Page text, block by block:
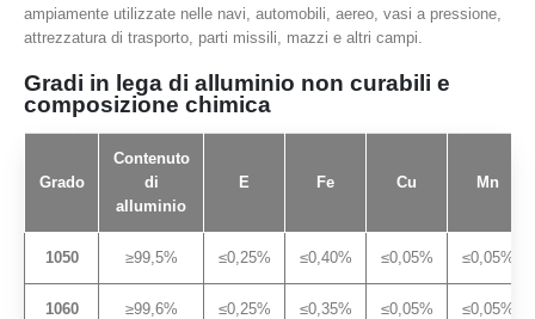
ampiamente utilizzate nelle navi, automobili, aereo, vasi a pressione,
attrezzatura di trasporto, parti missili, mazzi e altri campi.
Gradi in lega di alluminio non curabili e
composizione chimica
Grado
Contenuto
di
alluminio
E Fe Cu Mn
1050 ≥99,5% ≤0,25% ≤0,40% ≤0,05% ≤0,05%
1060 ≥99,6% ≤0,25% ≤0,35% ≤0,05% ≤0,05%